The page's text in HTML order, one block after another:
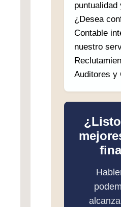
puntualidad
¿Desea
Contable
nuestro
Auditores y